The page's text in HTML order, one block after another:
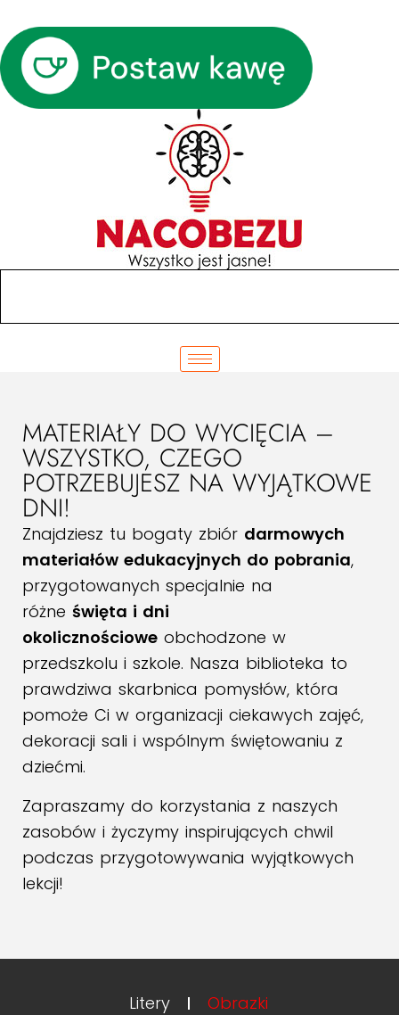
MATERIAŁY DO WYCIĘCIA –
WSZYSTKO, CZEGO
POTRZEBUJESZ NA WYJĄTKOWE
DNI!
Znajdziesz tu bogaty zbiór darmowych
materiałów edukacyjnych do pobrania,
przygotowanych specjalnie na
różne święta i dni
okolicznościowe obchodzone w
przedszkolu i szkole. Nasza biblioteka to
prawdziwa skarbnica pomysłów, która
pomoże Ci w organizacji ciekawych zajęć,
dekoracji sali i wspólnym świętowaniu z
dziećmi.
Zapraszamy do korzystania z naszych
zasobów i życzymy inspirujących chwil
podczas przygotowywania wyjątkowych
lekcji!
Litery Obrazki